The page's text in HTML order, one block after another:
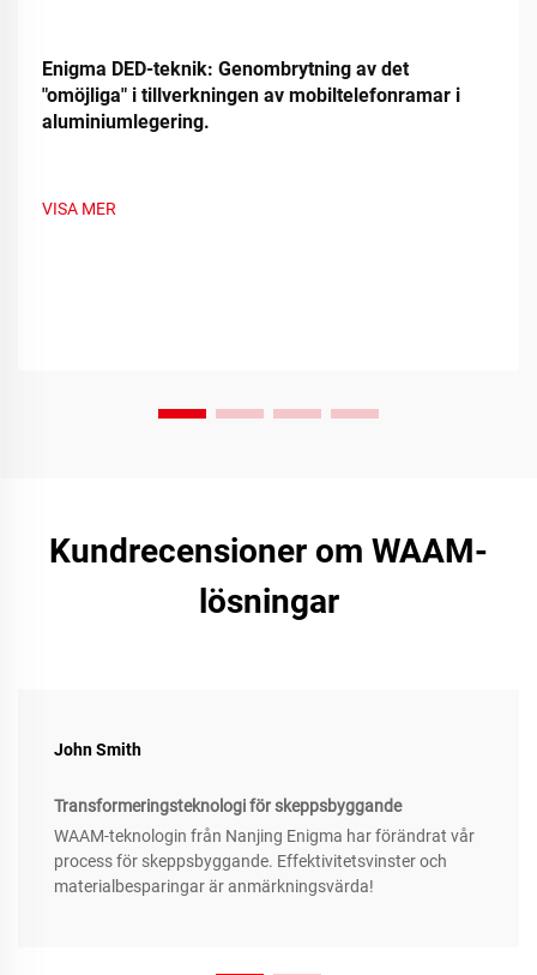
Enigma DED-teknik: Genombrytning av det
"omöjliga" i tillverkningen av mobiltelefonramar i
aluminiumlegering.
VISA MER
Kundrecensioner om WAAM-
lösningar
John Smith
Transformeringsteknologi för skeppsbyggande
WAAM-teknologin från Nanjing Enigma har förändrat vår
process för skeppsbyggande. Effektivitetsvinster och
materialbesparingar är anmärkningsvärda!